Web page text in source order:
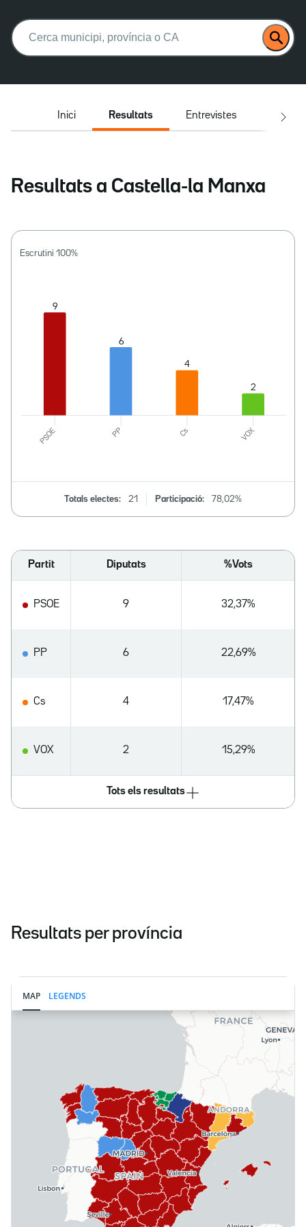
Buscar:
Inici Resultats Entrevistes El
Resultats a Castella-la Manxa
Escrutini 100%
Totals electes: 21 Participació: 78,02%
Partit Diputats %Vots
PSOE 9 32,37%
PP 6 22,69%
Cs 4 17,47%
VOX 2 15,29%
Tots els resultats
Resultats per província